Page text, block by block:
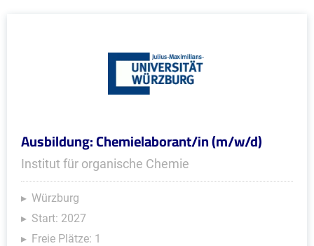
Ausbildung: Chemielaborant/in (m/w/d)
Institut für organische Chemie
Würzburg
Start: 2027
Freie Plätze: 1